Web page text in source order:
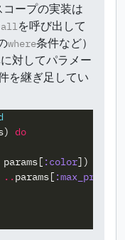
コープの実装は
allを呼び出して
where条件など）
に対してパラメー
を継ぎ足してい
) do
params[ :color])
.. params[ :max_price